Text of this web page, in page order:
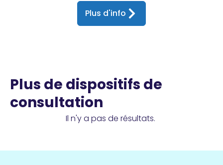
Plus d'info
Plus de dispositifs de
consultation
Il n'y a pas de résultats.